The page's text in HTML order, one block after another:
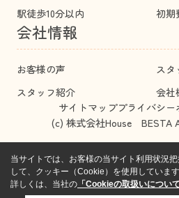
駅徒歩10分以内
初期
会社情報
お客様の声
ス
スタッフ紹介
会社
サイトマッププライバシー
(c) 株式会社House BESTA
当サイトでは、お客様の当サイト利用状況
して、クッキー（Cookie）を使用しています
詳しくは、当社の 「Cookieの取扱いについて